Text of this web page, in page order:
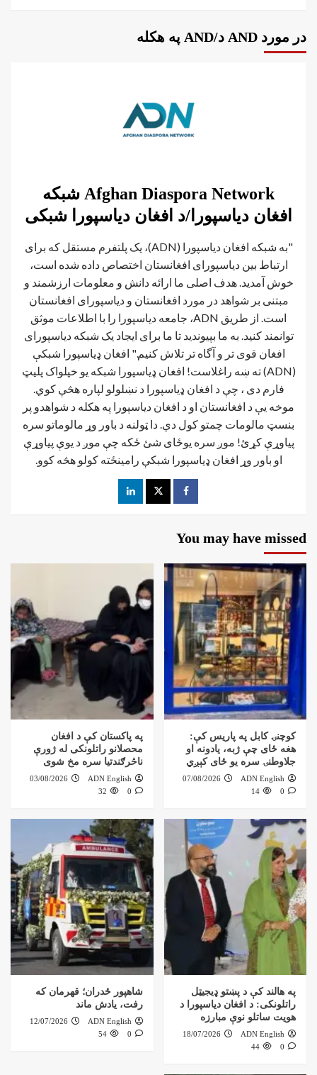
در مورد AND د/AND په هکله
Afghan Diaspora Network شبکه
افغان دیاسپورا/د افغان دیاسپورا شبکی
"به شبکه افغان دیاسپورا (ADN)، یک پلتفرم مستقل که برای
ارتباط بین دیاسپورای افغانستان اختصاص داده شده است،
خوش آمدید. هدف اصلی ما ارائه دانش و معلومات ارزشمند و
مبتنی بر شواهد در مورد افغانستان و دیاسپورای افغانستان
است. از طریق ADN، جامعه دیاسپورا را با اطلاعات موثق
توانمند کنید. به ما بپیوندید تا ما برای ایجاد یک شبکه دیاسپورای
افغان قوی تر و آگاه تر تلاش کنیم." افغان ډیاسپورا شبکې
(ADN) ته ښه راغلاست! افغان ډياسپورا شبکه یو خپلواک پلیټ
فارم دی ، چې د افغان ډیاسپورا د نښلولو لپاره هڅې کوي.
موخه يې د افغانستان او د افغان دیاسپورا په هکله د شواهدو پر
بنسټ مالومات چمتو کول دي. دا ټولنه د باور وړ مالوماتو سره
پیاوړې کړئ! موږ سره یوځای شئ ځکه چې موږ د یوې پیاوړې
او باور وړ افغان ډیاسپورا شبکې رامینځته کولو هڅه کوو.
You may have missed
کوچنۍ کابل په پاریس کې:
هغه ځای چې ژبه، یادونه او
جلاوطنۍ سره یو ځای کېږي
ADN English
07/08/2026
0
14
په پاکستان کې د افغان
محصلانو راتلونکی له ژورې
ناڅرګندتیا سره مخ شوی
ADN English
03/08/2026
0
32
په هالند کې د پښتو ډیجیټل
راتلونکی: د افغان دیاسپورا د
هویت ساتلو نوې مبارزه
ADN English
18/07/2026
0
44
شاهپور ځدران؛ قهرمان که
رفت، یادش ماند
ADN English
12/07/2026
0
54